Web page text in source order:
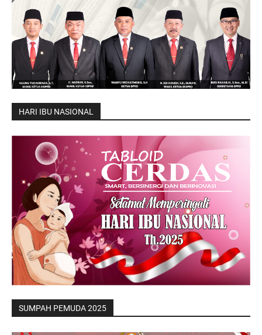
HARI IBU NASIONAL
SUMPAH PEMUDA 2025